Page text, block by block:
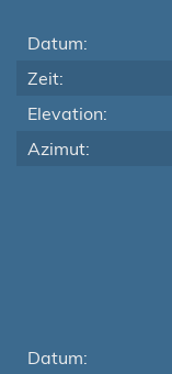
Datum:
Zeit:
Elevation:
Azimut:
Datum: